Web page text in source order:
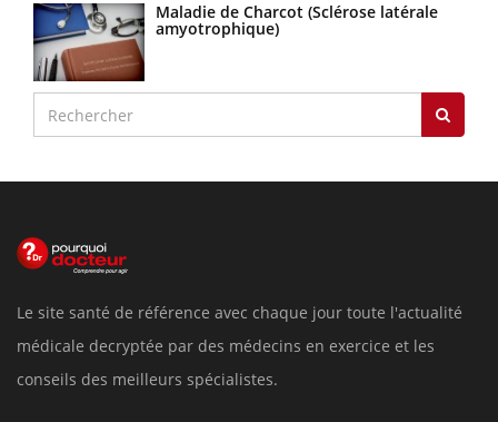
Maladie de Charcot (Sclérose latérale
amyotrophique)
Le site santé de référence avec chaque jour toute l'actualité
médicale decryptée par des médecins en exercice et les
conseils des meilleurs spécialistes.